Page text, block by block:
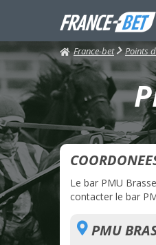
France-bet Points
Le bar PMU
contacter le bar
PMU